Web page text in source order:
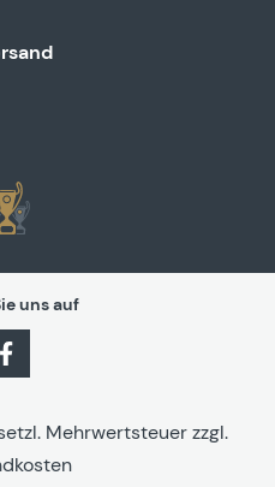
uns auf
Mehrwertsteuer zzgl.